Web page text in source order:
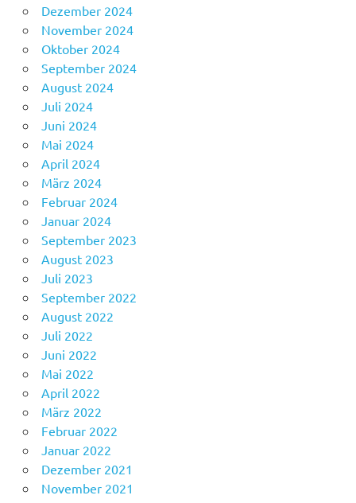
Dezember 2024
November 2024
Oktober 2024
September 2024
August 2024
Juli 2024
Juni 2024
Mai 2024
April 2024
März 2024
Februar 2024
Januar 2024
September 2023
August 2023
Juli 2023
September 2022
August 2022
Juli 2022
Juni 2022
Mai 2022
April 2022
März 2022
Februar 2022
Januar 2022
Dezember 2021
November 2021